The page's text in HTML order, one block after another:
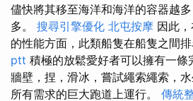
儘快將其移至海洋和海洋的容器越
多。 搜尋引擎優化 北屯按摩 因此
的性能方面，此類船隻在船隻之間排
ptt 積極的放鬆愛好者可以擁有一條
牆壁，捏，滑冰，嘗試繩索繩索，
所有需求的巨大跑道上運行。 傳統